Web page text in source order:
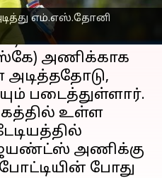
எம்.எஸ்.தோனி
எம்.எஸ்.தோனி
3) சென்னை
அணிக்காக
படைத்துள்ளார்.
உள்ள
அணிக்கு
போது